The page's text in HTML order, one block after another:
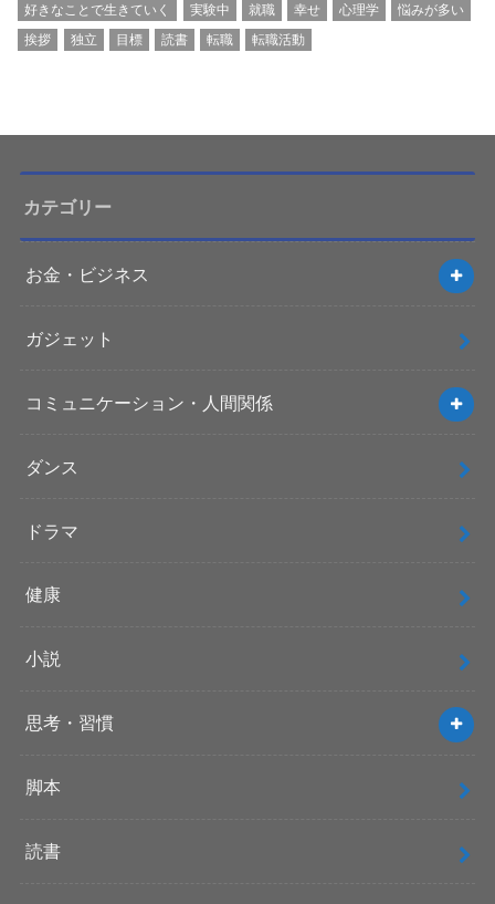
好きなことで生きていく
実験中 就職 幸せ 心理学
悩みが多い
挨拶
独立 目標 読書 転職 転職活動
カテゴリー
お金・ビジネス
ガジェット
コミュニケーション・人間関係
ダンス
ドラマ
健康
小説
思考・習慣
脚本
読書